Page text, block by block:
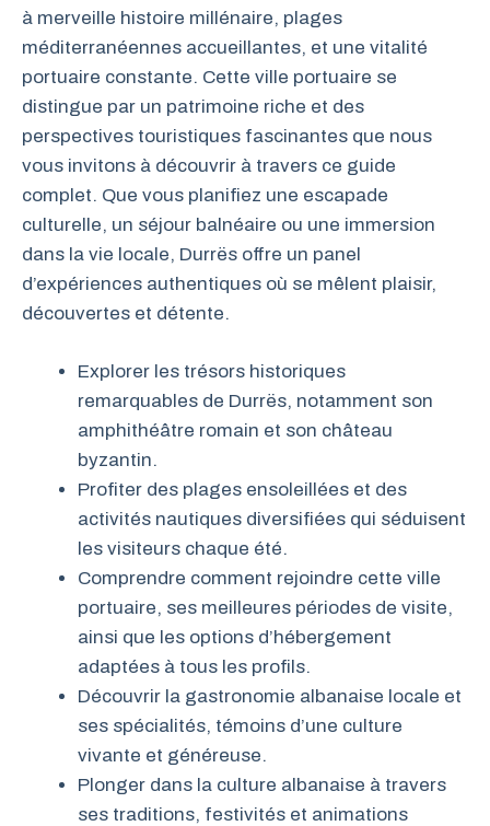
à merveille histoire millénaire, plages
méditerranéennes accueillantes, et une vitalité
portuaire constante. Cette ville portuaire se
distingue par un patrimoine riche et des
perspectives touristiques fascinantes que nous
vous invitons à découvrir à travers ce guide
complet. Que vous planifiez une escapade
culturelle, un séjour balnéaire ou une immersion
dans la vie locale, Durrës offre un panel
d’expériences authentiques où se mêlent plaisir,
découvertes et détente.
Explorer les trésors historiques
remarquables de Durrës, notamment son
amphithéâtre romain et son château
byzantin.
Profiter des plages ensoleillées et des
activités nautiques diversifiées qui séduisent
les visiteurs chaque été.
Comprendre comment rejoindre cette ville
portuaire, ses meilleures périodes de visite,
ainsi que les options d’hébergement
adaptées à tous les profils.
Découvrir la gastronomie albanaise locale et
ses spécialités, témoins d’une culture
vivante et généreuse.
Plonger dans la culture albanaise à travers
ses traditions, festivités et animations